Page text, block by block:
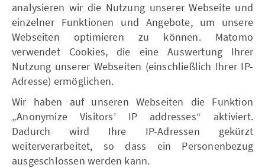
analysieren wir die Nutzung unserer Webseite und
einzelner Funktionen und Angebote, um unsere
Webseiten optimieren zu können. Matomo
verwendet Cookies, die eine Auswertung Ihrer
Nutzung unserer Webseiten (einschließlich Ihrer IP-
Adresse) ermöglichen.
Wir haben auf unseren Webseiten die Funktion
„Anonymize Visitors’ IP addresses“ aktiviert.
Dadurch wird Ihre IP-Adressen gekürzt
weiterverarbeitet, so dass ein Personenbezug
ausgeschlossen werden kann.